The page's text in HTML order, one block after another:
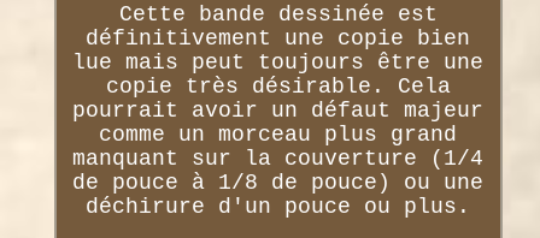
Cette bande dessinée est
définitivement une copie bien
lue mais peut toujours être une
copie très désirable. Cela
pourrait avoir un défaut majeur
comme un morceau plus grand
manquant sur la couverture (1/4
de pouce à 1/8 de pouce) ou une
déchirure d'un pouce ou plus.